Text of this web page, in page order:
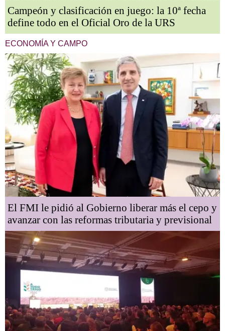
Campeón y clasificación en juego: la 10ª fecha
define todo en el Oficial Oro de la URS
ECONOMÍA Y CAMPO
El FMI le pidió al Gobierno liberar más el cepo y
avanzar con las reformas tributaria y previsional